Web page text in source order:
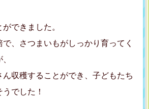
できました。
、さつまいもがしっかり育ってく
収穫することができ、子どもたち
でした！